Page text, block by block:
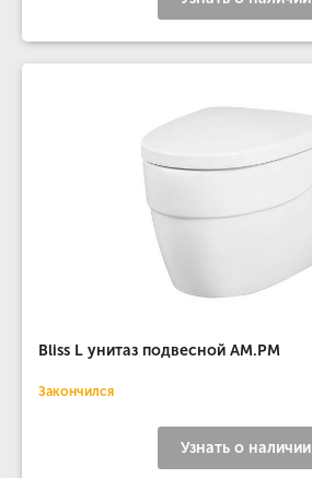
Bliss L унитаз подвесной AM.PM
Закончился
Узнать о наличии